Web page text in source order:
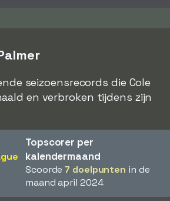
seizoensrecords die Cole
en verbroken tijdens zijn
Topscorer per
kalendermaand
Scoorde7 doelpunten in de
maand april 2024